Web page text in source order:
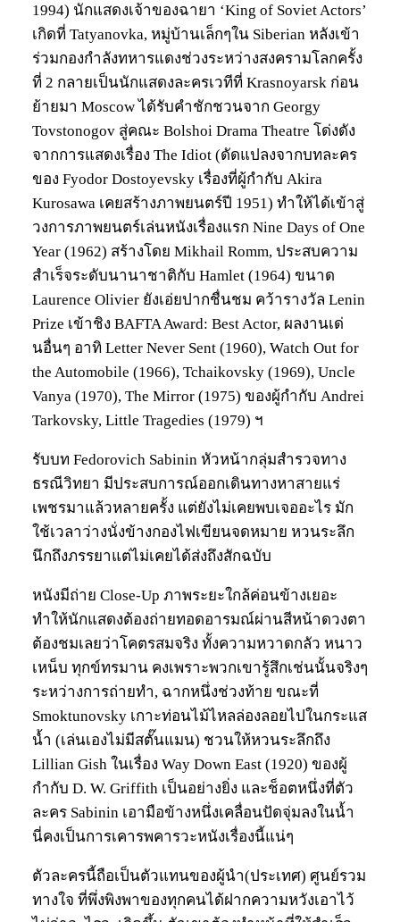
1994) นักแสดงเจ้าของฉายา ‘King of Soviet Actors’
เกิดที่ Tatyanovka, หมู่บ้านเล็กๆใน Siberian หลังเข้า
ร่วมกองกำลังทหารแดงช่วงระหว่างสงครามโลกครั้ง
ที่ 2 กลายเป็นนักแสดงละครเวทีที่ Krasnoyarsk ก่อน
ย้ายมา Moscow ได้รับคำชักชวนจาก Georgy
Tovstonogov สู่คณะ Bolshoi Drama Theatre โด่งดัง
จากการแสดงเรื่อง The Idiot (ดัดแปลงจากบทละคร
ของ Fyodor Dostoyevsky เรื่องที่ผู้กำกับ Akira
Kurosawa เคยสร้างภาพยนตร์ปี 1951) ทำให้ได้เข้าสู่
วงการภาพยนตร์เล่นหนังเรื่องแรก Nine Days of One
Year (1962) สร้างโดย Mikhail Romm, ประสบความ
สำเร็จระดับนานาชาติกับ Hamlet (1964) ขนาด
Laurence Olivier ยังเอ่ยปากชื่นชม คว้ารางวัล Lenin
Prize เข้าชิง BAFTA Award: Best Actor, ผลงานเด่
นอื่นๆ อาทิ Letter Never Sent (1960), Watch Out for
the Automobile (1966), Tchaikovsky (1969), Uncle
Vanya (1970), The Mirror (1975) ของผู้กำกับ Andrei
Tarkovsky, Little Tragedies (1979) ฯ
รับบท Fedorovich Sabinin หัวหน้ากลุ่มสำรวจทาง
ธรณีวิทยา มีประสบการณ์ออกเดินทางหาสายแร่
เพชรมาแล้วหลายครั้ง แต่ยังไม่เคยพบเจออะไร มัก
ใช้เวลาว่างนั่งข้างกองไฟเขียนจดหมาย หวนระลึก
นึกถึงภรรยาแต่ไม่เคยได้ส่งถึงสักฉบับ
หนังมีถ่าย Close-Up ภาพระยะใกล้ค่อนข้างเยอะ
ทำให้นักแสดงต้องถ่ายทอดอารมณ์ผ่านสีหน้าดวงตา
ต้องชมเลยว่าโคตรสมจริง ทั้งความหวาดกลัว หนาว
เหน็บ ทุกข์ทรมาน คงเพราะพวกเขารู้สึกเช่นนั้นจริงๆ
ระหว่างการถ่ายทำ, ฉากหนึ่งช่วงท้าย ขณะที่
Smoktunovsky เกาะท่อนไม้ไหลล่องลอยไปในกระแส
น้ำ (เล่นเองไม่มีสตั๊นแมน) ชวนให้หวนระลึกถึง
Lillian Gish ในเรื่อง Way Down East (1920) ของผู้
กำกับ D. W. Griffith เป็นอย่างยิ่ง และช็อตหนึ่งที่ตัว
ละคร Sabinin เอามือข้างหนึ่งเคลื่อนปัดจุ่มลงในน้ำ
นี่คงเป็นการเคารพคารวะหนังเรื่องนี้แน่ๆ
ตัวละครนี้ถือเป็นตัวแทนของผู้นำ(ประเทศ) ศูนย์รวม
ทางใจ ที่พึ่งพิงพาของทุกคนได้ฝากความหวังเอาไว้